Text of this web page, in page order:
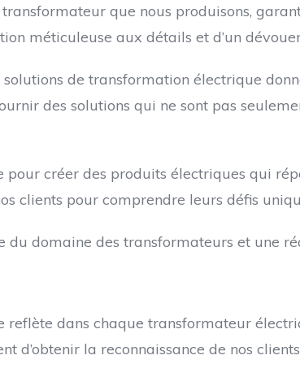
que nous produisons,
méticuleuse aux détails et d’un
de transformation électrique
des solutions qui ne sont pas
pour créer des produits électriques qui
clients pour comprendre leurs défis
domaine des transformateurs et une
dans chaque transformateur
d’obtenir la reconnaissance de nos